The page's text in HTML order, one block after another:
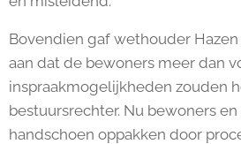
Bovendien gaf wethouder
aan dat de bewoners meer dan
inspraakmogelijkheden zouden
bestuursrechter. Nu bewoners
handschoen oppakken door